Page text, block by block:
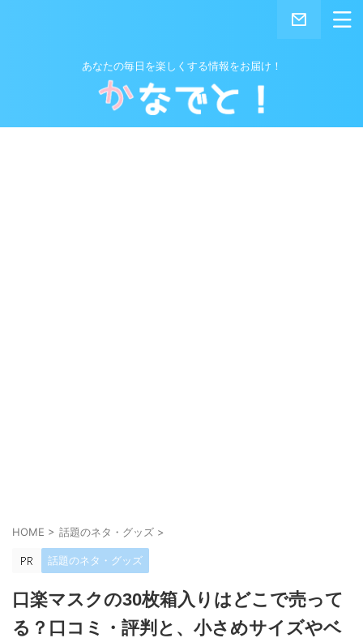
あなたの毎日を楽しくする情報をお届け！
HOME > 話題のネタ・グッズ >
話題のネタ・グッズ
口楽マスクの30枚箱入りはどこで売って
る？口コミ・評判と、小さめサイズやベ